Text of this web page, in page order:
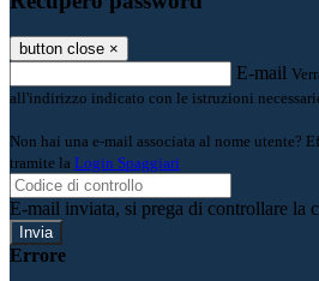
button close ×
E-mail
all'indirizzo indicato con le istruzioni
Non hai una e-mail associata al nome utente?
tramite la Login Spaggiari
E-mail inviata, si prega di controllare la
Errore